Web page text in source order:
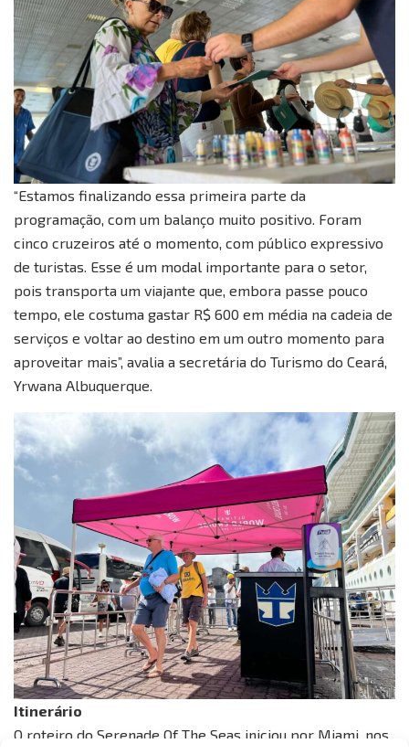
“Estamos finalizando essa primeira parte da
programação, com um balanço muito positivo. Foram
cinco cruzeiros até o momento, com público expressivo
de turistas. Esse é um modal importante para o setor,
pois transporta um viajante que, embora passe pouco
tempo, ele costuma gastar R$ 600 em média na cadeia de
serviços e voltar ao destino em um outro momento para
aproveitar mais”, avalia a secretária do Turismo do Ceará,
Yrwana Albuquerque.
Itinerário
O roteiro do Serenade Of The Seas iniciou por Miami, nos